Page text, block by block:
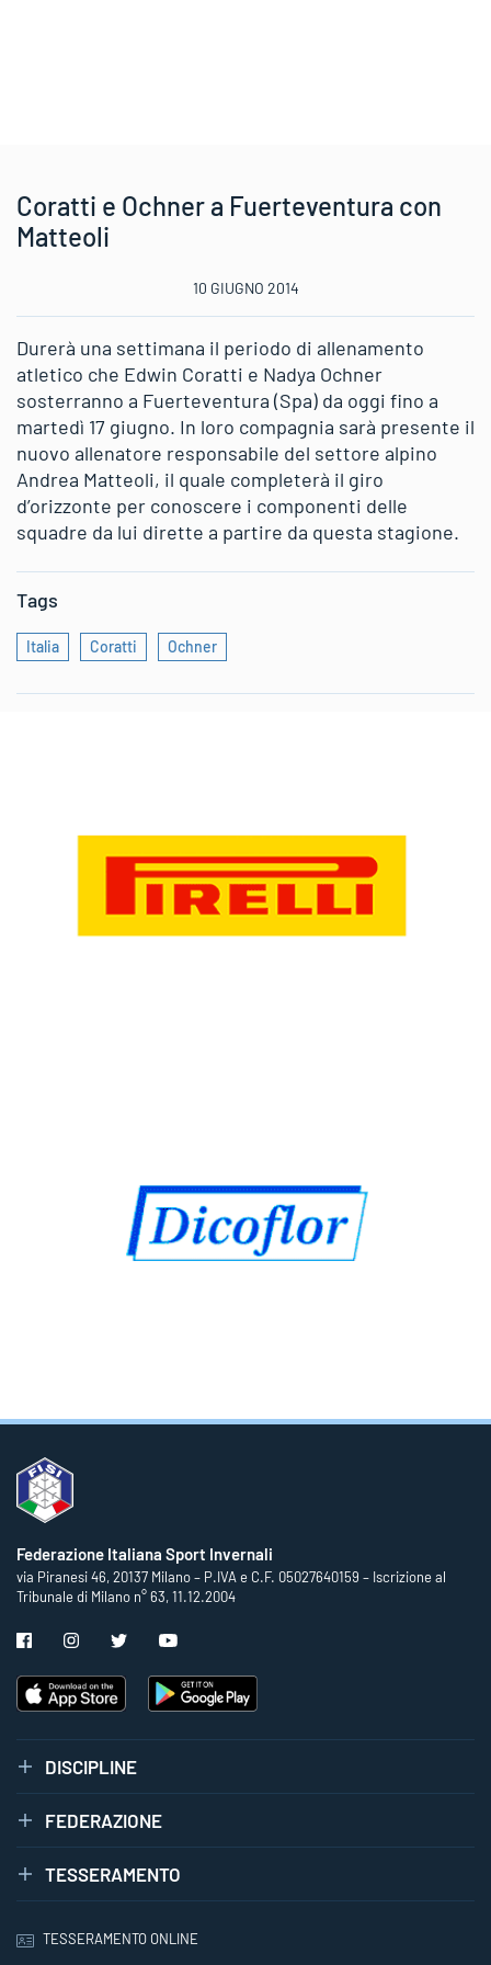
Coratti e Ochner a Fuerteventura con
Matteoli
10 GIUGNO 2014
Durerà una settimana il periodo di allenamento
atletico che Edwin Coratti e Nadya Ochner
sosterranno a Fuerteventura (Spa) da oggi fino a
martedì 17 giugno. In loro compagnia sarà presente il
nuovo allenatore responsabile del settore alpino
Andrea Matteoli, il quale completerà il giro
d’orizzonte per conoscere i componenti delle
squadre da lui dirette a partire da questa stagione.
Tags
Italia Coratti Ochner
Federazione Italiana Sport Invernali
via Piranesi 46, 20137 Milano – P.IVA e C.F. 05027640159 – Iscrizione al
Tribunale di Milano n° 63, 11.12.2004
DISCIPLINE
FEDERAZIONE
TESSERAMENTO
TESSERAMENTO ONLINE